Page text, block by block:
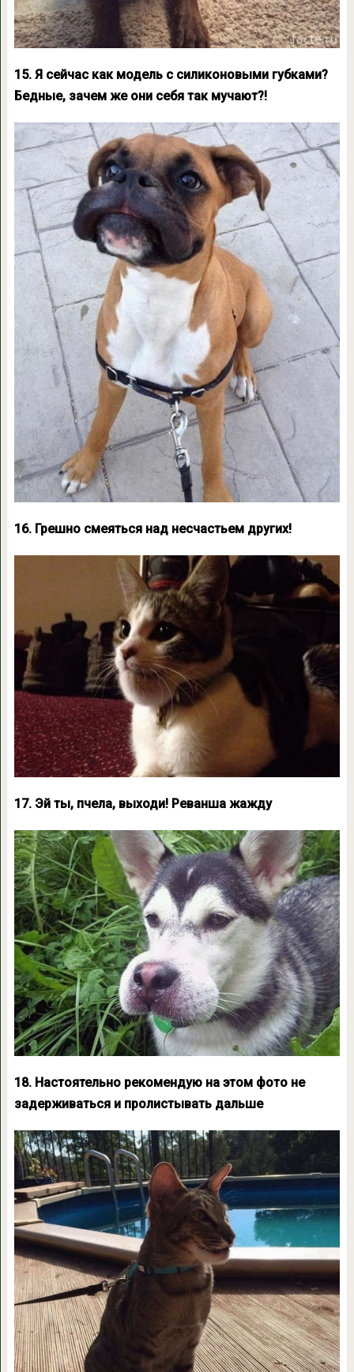
15. Я сейчас как модель с силиконовыми губками?
Бедные, зачем же они себя так мучают?!
16. Грешно смеяться над несчастьем других!
17. Эй ты, пчела, выходи! Реванша жажду
18. Настоятельно рекомендую на этом фото не
задерживаться и пролистывать дальше